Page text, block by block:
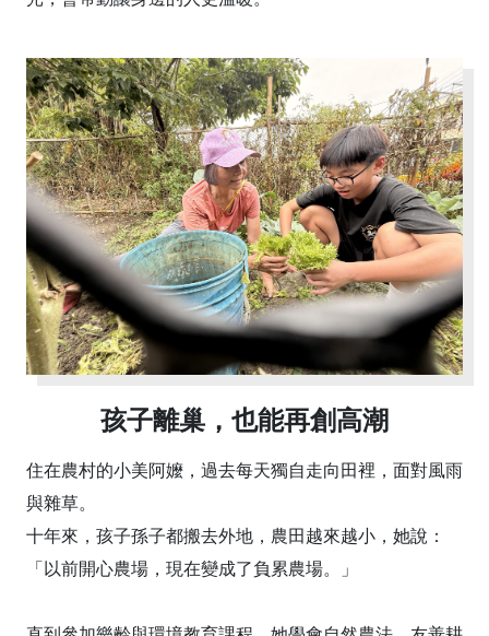
孩子離巢，也能再創高潮
住在農村的小美阿嬤，過去每天獨自走向田裡，面對風雨
與雜草。
十年來，孩子孫子都搬去外地，農田越來越小，她說：
「以前開心農場，現在變成了負累農場。」